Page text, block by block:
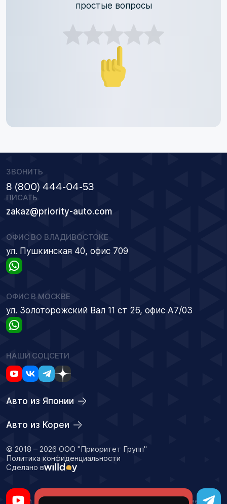
простые вопросы
ЗВОНИТЬ
8 (800) 444-04-53
ПИСАТЬ
zakaz@priority-auto.com
ОФИС ВО ВЛАДИВОСТОКЕ
ул. Пушкинская 40, офис 709
ОФИС В МОСКВЕ
ул. Золоторожский Вал 11 ст 26, офис А7/03
НАШИ СОЦСЕТИ
Авто из Японии
Авто из Кореи
© 2018 – 2026 ООО "Приоритет Групп"
Политика конфиденциальности
Сделано в
Данный сайт носит информационный характер и не является